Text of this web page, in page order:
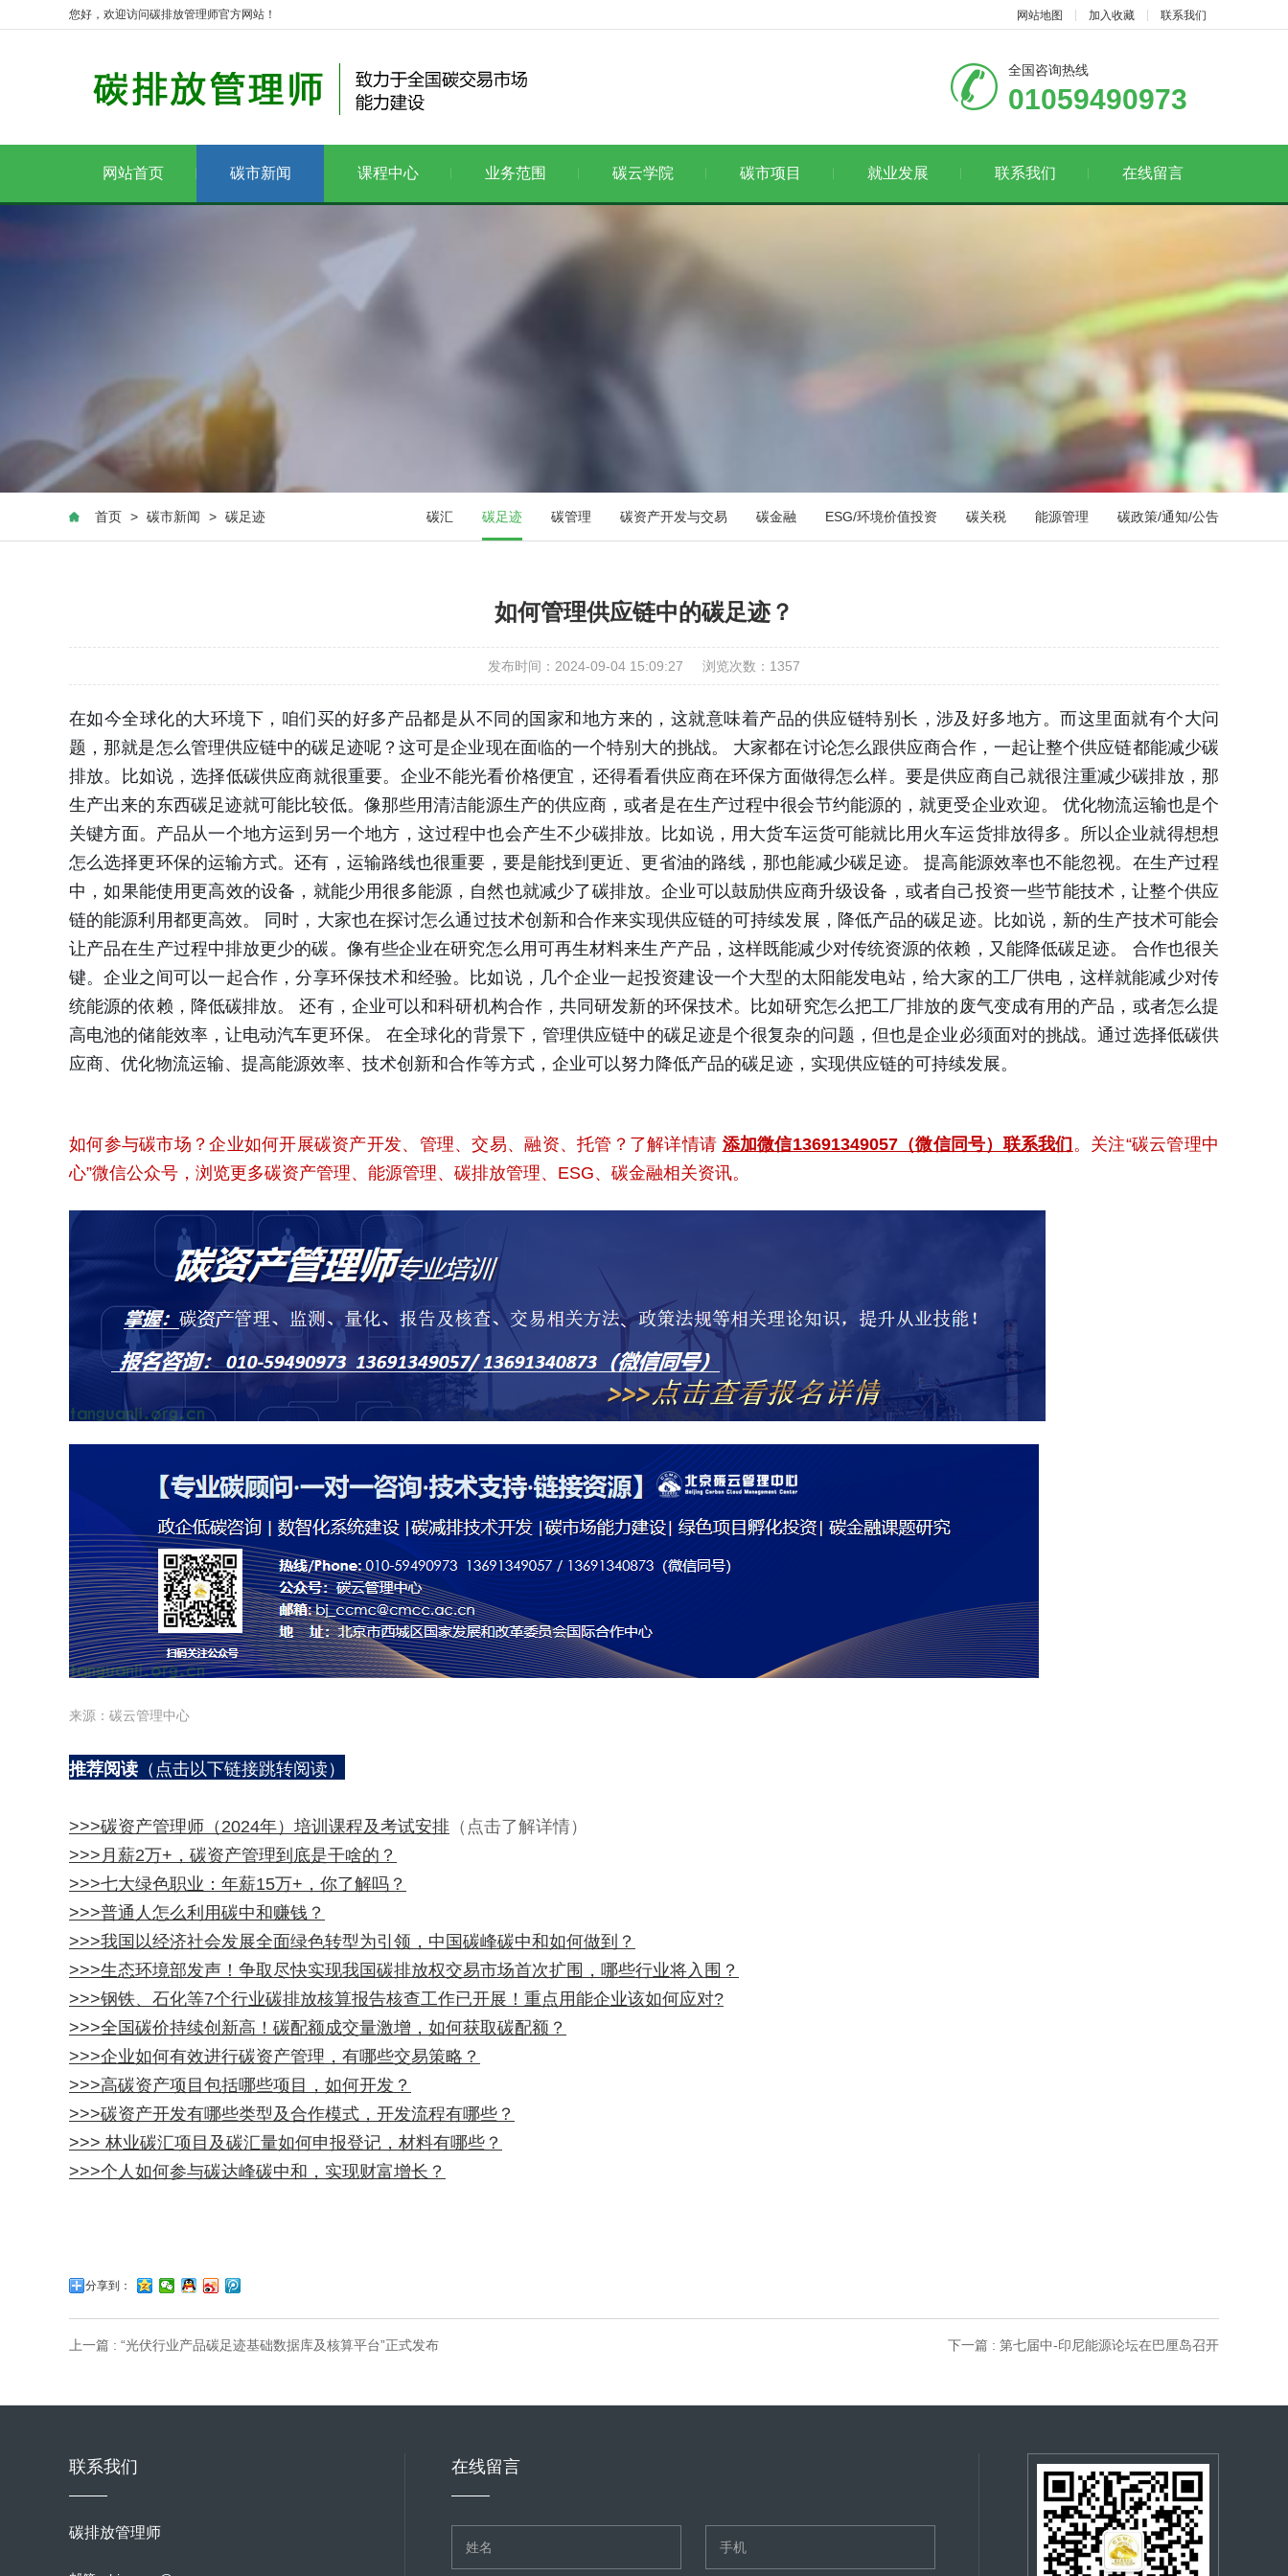
您好，欢迎访问碳排放管理师官方网站！ 网站地图 加入收藏 联系我们
全国咨询热线
01059490973
网站首页 碳市新闻 课程中心 业务范围 碳云学院 碳市项目 就业发展 联系我们 在线留言
首页 > 碳市新闻 > 碳足迹 碳汇 碳足迹 碳管理 碳资产开发与交易 碳金融 ESG/环境价值投资 碳关税 能源管理 碳政策/通知/公告
如何管理供应链中的碳足迹？
发布时间：2024-09-04 15:09:27 浏览次数： 1357
在如今全球化的大环境下，咱们买的好多产品都是从不同的国家和地方来的，这就意味着产品的供应链特别长，涉及好多地方。而这里面就有个大问
题，那就是怎么管理供应链中的碳足迹呢？这可是企业现在面临的一个特别大的挑战。 大家都在讨论怎么跟供应商合作，一起让整个供应链都能减少碳
排放。比如说，选择低碳供应商就很重要。企业不能光看价格便宜，还得看看供应商在环保方面做得怎么样。要是供应商自己就很注重减少碳排放，那
生产出来的东西碳足迹就可能比较低。像那些用清洁能源生产的供应商，或者是在生产过程中很会节约能源的，就更受企业欢迎。 优化物流运输也是个
关键方面。产品从一个地方运到另一个地方，这过程中也会产生不少碳排放。比如说，用大货车运货可能就比用火车运货排放得多。所以企业就得想想
怎么选择更环保的运输方式。还有，运输路线也很重要，要是能找到更近、更省油的路线，那也能减少碳足迹。 提高能源效率也不能忽视。在生产过程
中，如果能使用更高效的设备，就能少用很多能源，自然也就减少了碳排放。企业可以鼓励供应商升级设备，或者自己投资一些节能技术，让整个供应
链的能源利用都更高效。 同时，大家也在探讨怎么通过技术创新和合作来实现供应链的可持续发展，降低产品的碳足迹。比如说，新的生产技术可能会
让产品在生产过程中排放更少的碳。像有些企业在研究怎么用可再生材料来生产产品，这样既能减少对传统资源的依赖，又能降低碳足迹。 合作也很关
键。企业之间可以一起合作，分享环保技术和经验。比如说，几个企业一起投资建设一个大型的太阳能发电站，给大家的工厂供电，这样就能减少对传
统能源的依赖，降低碳排放。 还有，企业可以和科研机构合作，共同研发新的环保技术。比如研究怎么把工厂排放的废气变成有用的产品，或者怎么提
高电池的储能效率，让电动汽车更环保。 在全球化的背景下，管理供应链中的碳足迹是个很复杂的问题，但也是企业必须面对的挑战。通过选择低碳供
应商、优化物流运输、提高能源效率、技术创新和合作等方式，企业可以努力降低产品的碳足迹，实现供应链的可持续发展。
如何参与碳市场？企业如何开展碳资产开发、管理、交易、融资、托管？了解详情请 添加微信13691349057（微信同号）联系我们 。关注“碳云管理中
心”微信公众号，浏览更多碳资产管理、能源管理、碳排放管理、ESG、碳金融相关资讯。
来源：碳云管理中心
推荐阅读 （点击以下链接跳转阅读）
>>>碳资产管理师（2024年）培训课程及考试安排 （点击了解详情）
>>>月薪2万+，碳资产管理到底是干啥的？
>>>七大绿色职业：年薪15万+，你了解吗？
>>>普通人怎么利用碳中和赚钱？
>>>我国以经济社会发展全面绿色转型为引领，中国碳峰碳中和如何做到？
>>>生态环境部发声！争取尽快实现我国碳排放权交易市场首次扩围，哪些行业将入围？
>>>钢铁、石化等7个行业碳排放核算报告核查工作已开展！重点用能企业该如何应对?
>>>全国碳价持续创新高！碳配额成交量激增，如何获取碳配额？
>>>企业如何有效进行碳资产管理，有哪些交易策略？
>>>高碳资产项目包括哪些项目，如何开发？
>>>碳资产开发有哪些类型及合作模式，开发流程有哪些？
>>> 林业碳汇项目及碳汇量如何申报登记，材料有哪些？
>>>个人如何参与碳达峰碳中和，实现财富增长？
分享到：
上一篇 : “光伏行业产品碳足迹基础数据库及核算平台”正式发布 下一篇 : 第七届中-印尼能源论坛在巴厘岛召开
联系我们
碳排放管理师
在线留言